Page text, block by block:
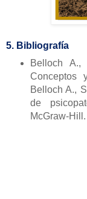
5. Bibliografía
Belloch
Conceptos
Belloch A.,
de
McGraw-Hill.